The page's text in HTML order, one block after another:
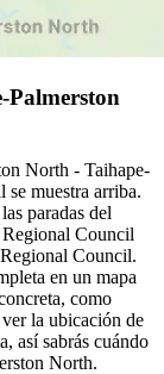
Palmerston
North - Taihape-
muestra arriba.
paradas del
Council
Council.
en un mapa
como
ver la ubicación de
así sabrás cuándo
North.